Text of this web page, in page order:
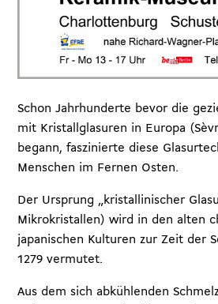
Schon Jahrhunderte bevor die
mit Kristallglasuren in Europa
begann, faszinierte diese
Menschen im Fernen Osten.
Der Ursprung „kristallinischer
Mikrokristallen) wird in den alten
japanischen Kulturen zur Zeit der
1279 vermutet.
Aus dem sich abkühlenden